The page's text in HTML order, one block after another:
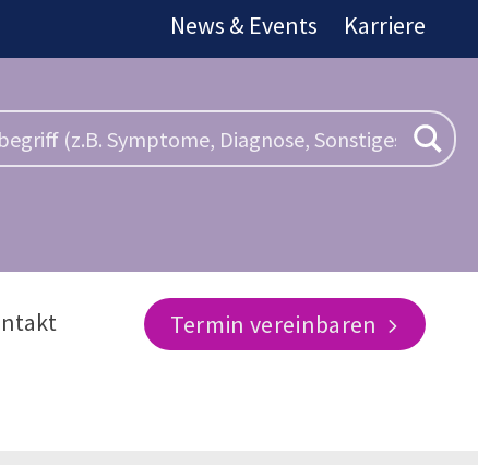
News & Events Karriere
Termin vereinbaren